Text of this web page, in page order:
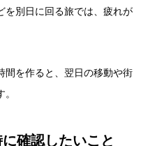
を別日に回る旅では、疲れが
間を作ると、翌日の移動や街
確認したいこと